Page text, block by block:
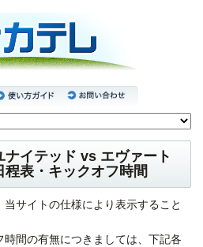
ナイテッド vs エヴァート
程表・キックオフ時間
サイトの仕様により表示すること
間の有無につきましては、下記各